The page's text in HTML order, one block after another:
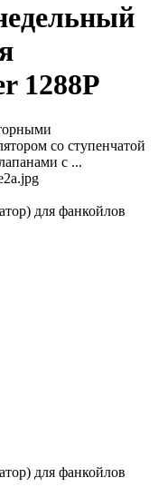
1288P
со ступенчатой
с ...
для фанкойлов
для фанкойлов